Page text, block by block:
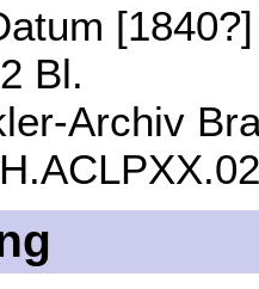
[1840?]
Bl.
Archiv